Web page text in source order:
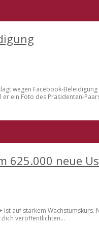
wegen Facebook-
ein Foto des Präsidenten-
625.000 neue
auf starkem
veröffentlichten...